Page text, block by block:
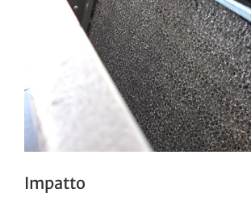
Impatto